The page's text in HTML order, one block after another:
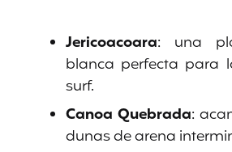
Jericoacoara: una
blanca perfecta para
surf.
Canoa Quebrada:
dunas de arena